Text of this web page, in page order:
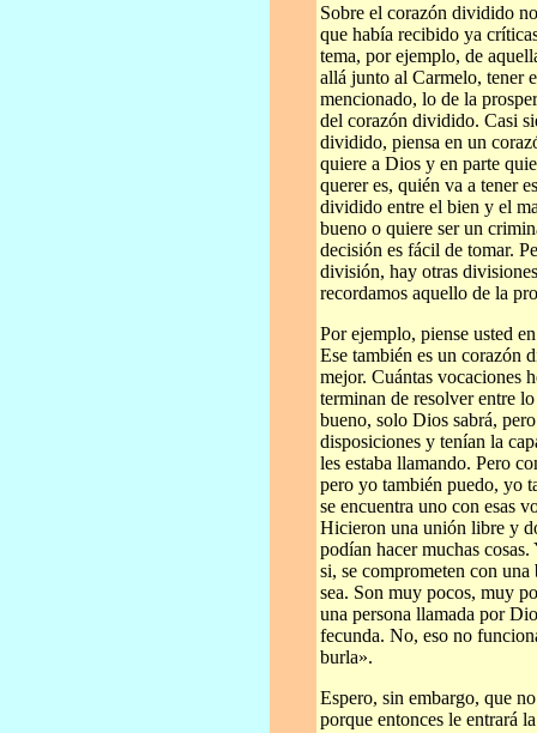
Sobre el corazón dividido
que había recibido ya
tema, por ejemplo, de
allá junto al Carmelo, tener
mencionado, lo de la
del corazón dividido. Casi
dividido, piensa en un
quiere a Dios y en parte
querer es, quién va a tener
dividido entre el bien y el
bueno o quiere ser un
decisión es fácil de tomar.
división, hay otras
recordamos aquello de la
Por ejemplo, piense usted
Ese también es un corazón
mejor. Cuántas vocaciones
terminan de resolver entre
bueno, solo Dios sabrá,
disposiciones y tenían la
les estaba llamando. Pero
pero yo también puedo, yo
se encuentra uno con esas
Hicieron una unión libre y
podían hacer muchas
si, se comprometen con
sea. Son muy pocos, muy
una persona llamada por
fecunda. No, eso no
burla».
Espero, sin embargo, que
porque entonces le entrará